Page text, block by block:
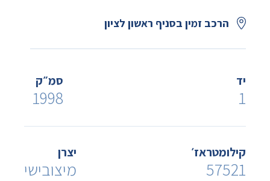
הרכב זמין בסניף ראשון לציון
יד
1
סמ״ק
1998
קילומטראז׳
57521
יצרן
מיצובישי